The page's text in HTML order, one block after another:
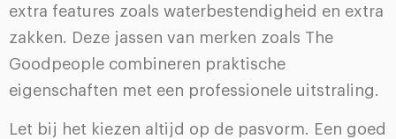
extra features zoals waterbestendigheid en extra
zakken. Deze jassen van merken zoals The
Goodpeople combineren praktische
eigenschaften met een professionele uitstraling.
Let bij het kiezen altijd op de pasvorm. Een goed